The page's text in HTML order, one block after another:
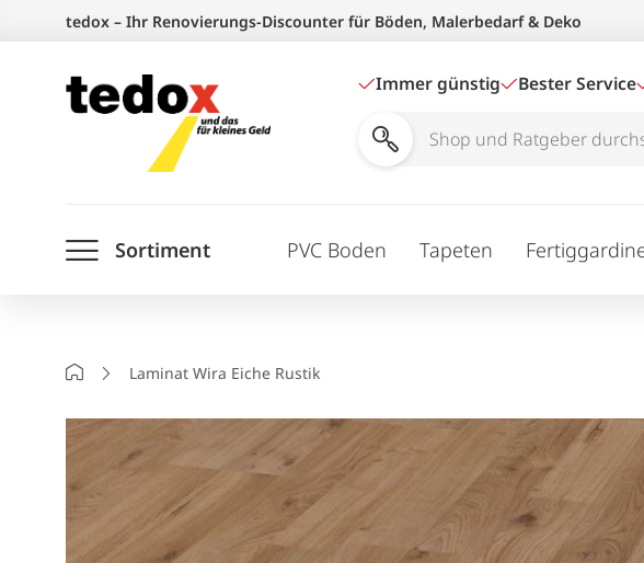
springen
tedox – Ihr Renovierungs-Discounter für Böden, Malerbedarf & Deko
Immer günstig Bester Service
Shop
durchsuchen
Sortiment PVC Boden Tapeten
StartseiteLaminat Wira Eiche Rustik